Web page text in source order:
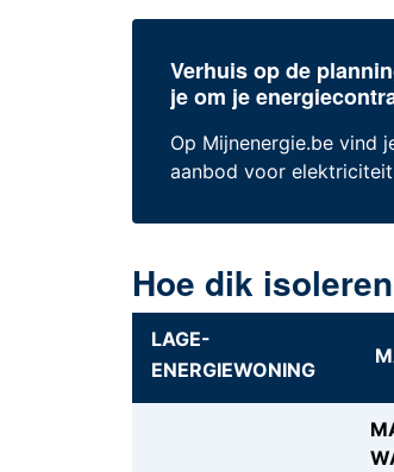
Verhuis op de
je om je
Op Mijnenergie.be vind
aanbod voor elektriciteit
Hoe dik
LAGE-
ENERGIEWONING